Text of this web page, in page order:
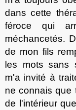
dans cette
féroce qui
méchancetés.
de mon fils
les mots sans
m'a invité à
ne connais que
de l'intérieur